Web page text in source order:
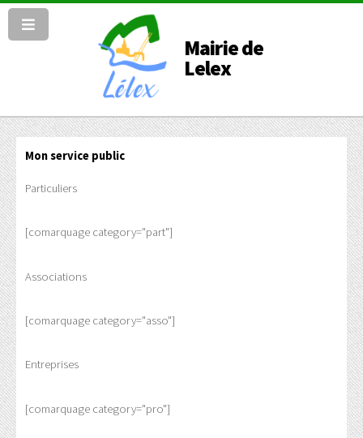
Mairie de
Lelex
Mon service public
Particuliers
[comarquage category="part"]
Associations
[comarquage category="asso"]
Entreprises
[comarquage category="pro"]